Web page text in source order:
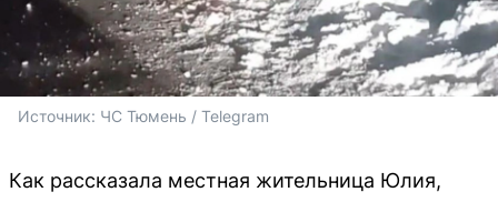
Источник: ЧС Тюмень / Telegram
Как рассказала местная жительница Юлия,